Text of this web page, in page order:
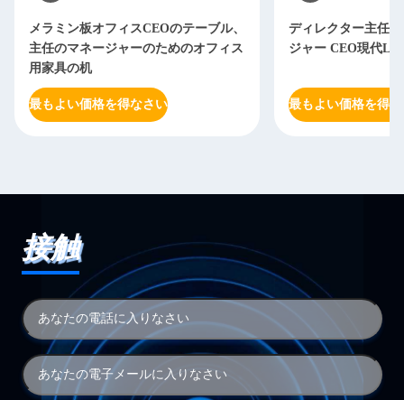
メラミン板オフィスCEOのテーブル、
主任のマネージャーのためのオフィス
用家具の机
最もよい価格を得なさい
ディレクター主任
ジャー CEO現代L
最もよい価格を得
接触